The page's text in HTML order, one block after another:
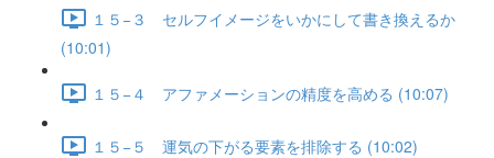
１５−３ セルフイメージをいかにして書き換えるか
(10:01)
１５−４ アファメーションの精度を高める (10:07)
１５−５ 運気の下がる要素を排除する (10:02)